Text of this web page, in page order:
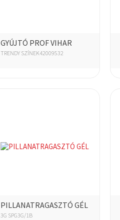
GYÚJTÓ PROF VIHAR
TRENDY SZÍNEK42009532
PILLANATRAGASZTÓ GÉL
3G SPG3G/1B